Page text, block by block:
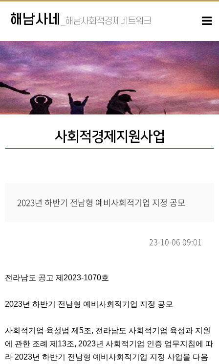
해남사네 _해남사회적경제네트워크
사회적경제지원사업
2023년 하반기 전남형 예비사회적기업 지정 공모
23-10-06 09:01
전라남도 공고 제2023-1070호
2023년 하반기 전남형 예비사회적기업 지정 공모
사회적기업 육성법 제5조, 전라남도 사회적기업 육성과 지원
에 관한 조례 제13조, 2023년 사회적기업 인증 업무지침에 따
라 2023년 하반기 전남형 예비사회적기업 지정 사업을 다음